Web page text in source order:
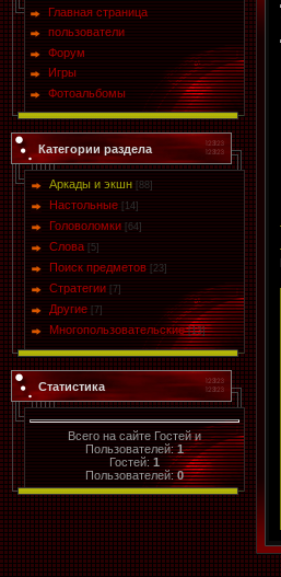
Главная страница
пользователи
Форум
Игры
Фотоальбомы
Категории раздела
Аркады и экшн [88]
Настольные [14]
Головоломки [64]
Слова [5]
Поиск предметов [23]
Стратегии [7]
Другие [7]
Многопользовательские [13]
Статистика
Всего на сайте Гостей и
Пользователей:1
Гостей:1
Пользователей:0